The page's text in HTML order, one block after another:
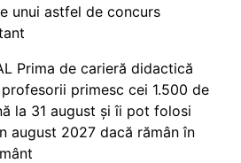
unui astfel de concurs
Prima de carieră didactică
primesc cei 1.500 de
la 31 august și îi pot folosi
august 2027 dacă rămân în